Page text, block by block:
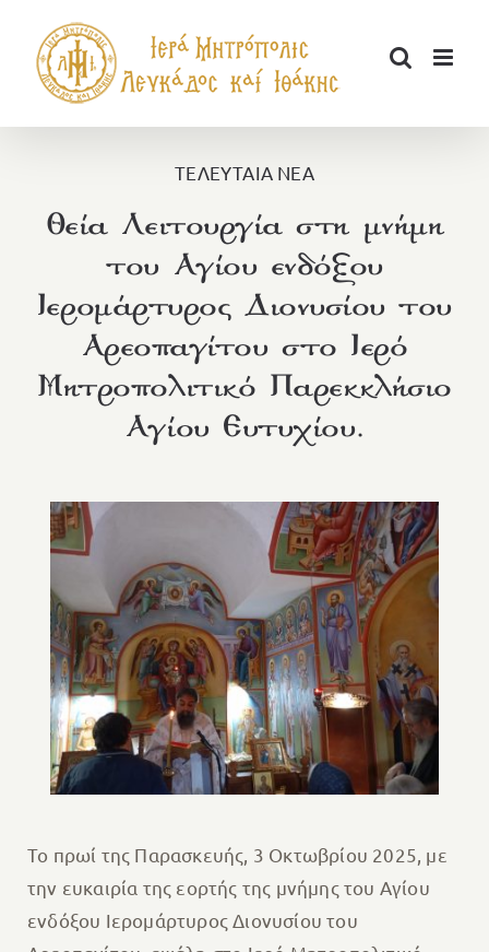
περιεχόμενο
ΤΕΛΕΥΤΑΙΑ ΝΕΑ
Θεία Λειτουργία στη μνήμη
του Αγίου ενδόξου
Ιερομάρτυρος Διονυσίου του
Αρεοπαγίτου στο Ιερό
Μητροπολιτικό Παρεκκλήσιο
Αγίου Ευτυχίου.
Το πρωί της Παρασκευής, 3 Οκτωβρίου 2025, με
την ευκαιρία της εορτής της μνήμης του Αγίου
ενδόξου Ιερομάρτυρος Διονυσίου του